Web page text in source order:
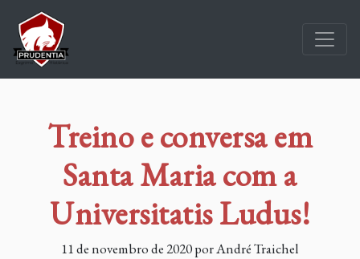
Treino e conversa em
Santa Maria com a
Universitatis Ludus!
11 de novembro de 2020 por André Traichel